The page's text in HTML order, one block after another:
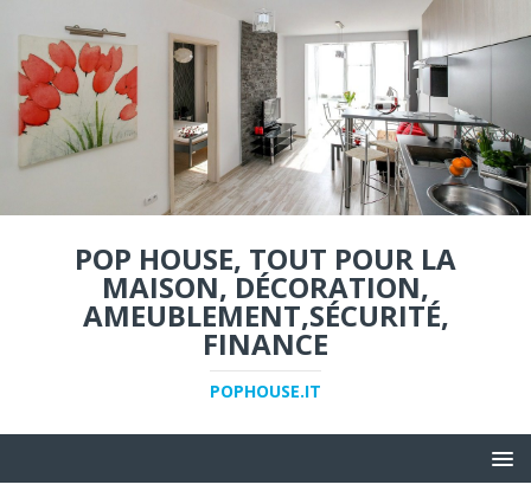
POP HOUSE, TOUT POUR LA
MAISON, DÉCORATION,
AMEUBLEMENT,SÉCURITÉ,
FINANCE
POPHOUSE.IT